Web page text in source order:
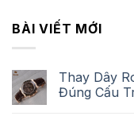
BÀI VIẾT MỚI
Thay Dây
Đúng Cấu